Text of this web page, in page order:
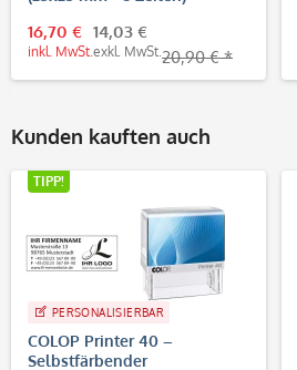
16,70 €
inkl. MwSt.
14,03 €
exkl. MwSt. 20,90 € *
Kunden kauften auch
TIPP!
PERSONALISIERBAR
COLOP Printer 40 –
Selbstfärbender